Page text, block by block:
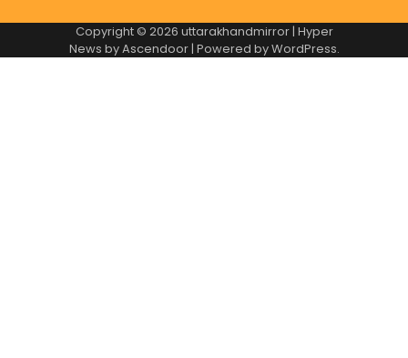
Copyright © 2026 uttarakhandmirror| Hyper
News byAscendoor| Powered byWordPress.